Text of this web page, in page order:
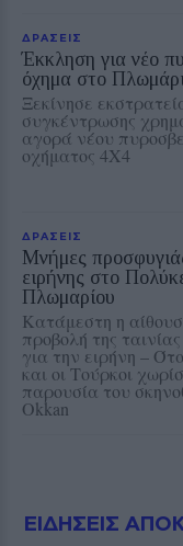
ΔΡΑΣΕΙΣ
Έκκληση για νέο
όχημα στο Πλωμάρι
Ξεκίνησε
συγκέντρωσης
αγορά νέου
οχήματος 4Χ4
ΔΡΑΣΕΙΣ
Μνήμες
ειρήνης στο
Πλωμαρίου
Κατάμεστη η
προβολή της
για την ειρήνη –
και οι Τούρκοι
παρουσία του
Okkan
ΕΙΔΗΣΕΙΣ